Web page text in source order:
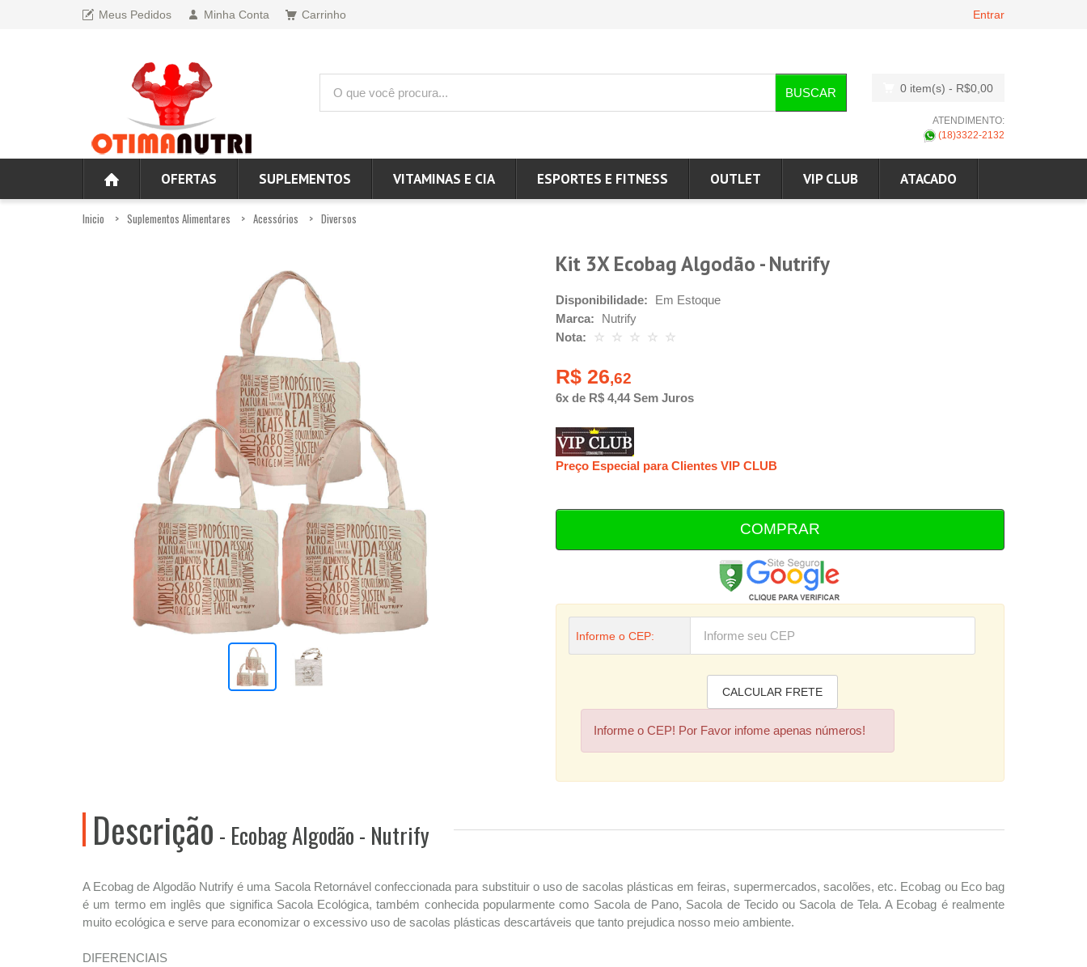
Meus Pedidos Minha Conta Carrinho Entrar
BUSCAR 0 item(s) - R$0,00
ATENDIMENTO:
(18)3322-2132
OFERTAS SUPLEMENTOS VITAMINAS E CIA ESPORTES E FITNESS OUTLET VIP CLUB ATACADO
Inicio Suplementos Alimentares Acessórios Diversos
Kit 3X Ecobag Algodão - Nutrify
Disponibilidade:
Em Estoque
Marca:
Nutrify
Nota:
☆ ☆ ☆ ☆ ☆
R$ 26,62
6x de R$ 4,44 Sem Juros
Preço Especial para Clientes VIP CLUB
COMPRAR
Informe o CEP:
Informe o CEP! Por Favor infome apenas números!
Descrição - Ecobag Algodão - Nutrify
A Ecobag de Algodão Nutrify é uma Sacola Retornável confeccionada para substituir o uso de sacolas plásticas em feiras, supermercados, sacolões, etc. Ecobag ou Eco bag
é um termo em inglês que significa Sacola Ecológica, também conhecida popularmente como Sacola de Pano, Sacola de Tecido ou Sacola de Tela. A Ecobag é realmente
muito ecológica e serve para economizar o excessivo uso de sacolas plásticas descartáveis que tanto prejudica nosso meio ambiente.
DIFERENCIAIS